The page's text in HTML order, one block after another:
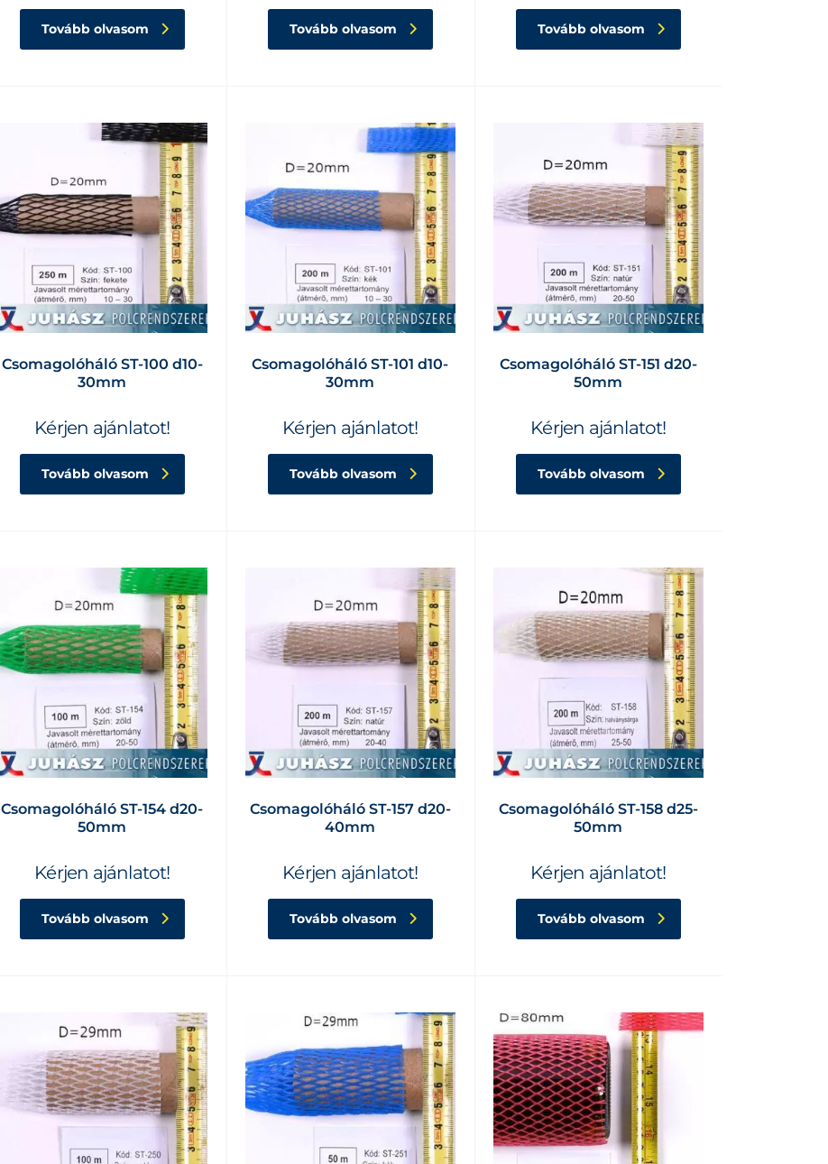
Tovább olvasom Tovább olvasom Tovább olvasom
Csomagolóháló ST-100 d10-
30mm
Kérjen ajánlatot!
Tovább olvasom
Csomagolóháló ST-101 d10-
30mm
Kérjen ajánlatot!
Tovább olvasom
Csomagolóháló ST-151 d20-
50mm
Kérjen ajánlatot!
Tovább olvasom
Csomagolóháló ST-154 d20-
50mm
Kérjen ajánlatot!
Tovább olvasom
Csomagolóháló ST-157 d20-
40mm
Kérjen ajánlatot!
Tovább olvasom
Csomagolóháló ST-158 d25-
50mm
Kérjen ajánlatot!
Tovább olvasom